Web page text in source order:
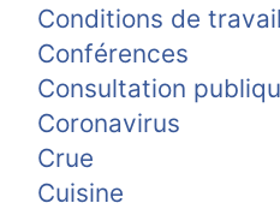
Conditions de travail
Conférences
Consultation
Coronavirus
Crue
Cuisine